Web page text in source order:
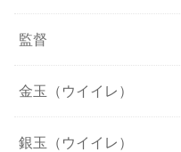
監督
金玉（ウイイレ）
銀玉（ウイイレ）